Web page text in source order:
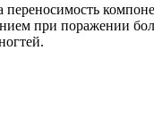
при поражении